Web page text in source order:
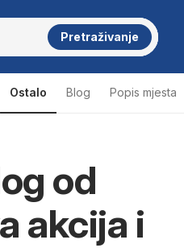
Pretraživanje
Ostalo Blog Popis mjesta
od
akcija i